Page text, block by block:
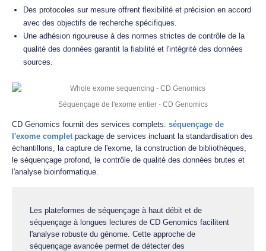
Des protocoles sur mesure offrent flexibilité et précision en accord
avec des objectifs de recherche spécifiques.
Une adhésion rigoureuse à des normes strictes de contrôle de la
qualité des données garantit la fiabilité et l'intégrité des données
sources.
Séquençage de l'exome entier - CD Genomics
CD Genomics fournit des services complets. séquençage de
l'exome completpackage de services incluant la standardisation des
échantillons, la capture de l'exome, la construction de bibliothèques,
le séquençage profond, le contrôle de qualité des données brutes et
l'analyse bioinformatique.
Les plateformes de séquençage à haut débit et de
séquençage à longues lectures de CD Genomics facilitent
l'analyse robuste du génome. Cette approche de
séquençage avancée permet de détecter des